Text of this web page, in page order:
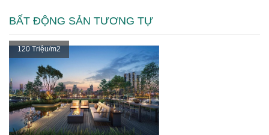
BẤT ĐỘNG SẢN TƯƠNG TỰ
120 Triệu/m2